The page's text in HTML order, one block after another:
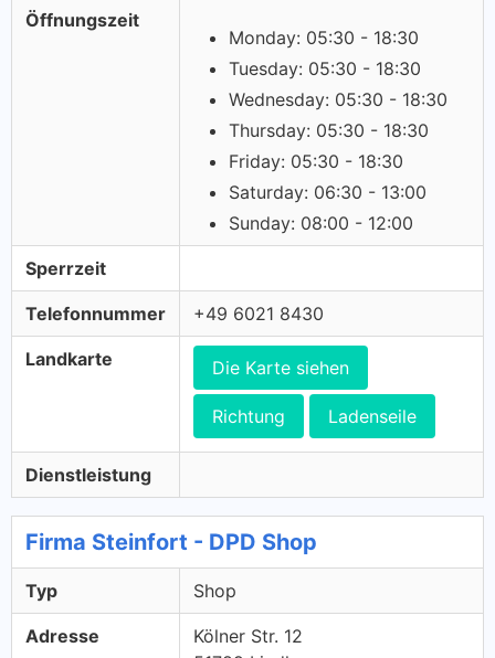
Öffnungszeit
Monday: 05:30 - 18:30
Tuesday: 05:30 - 18:30
Wednesday: 05:30 - 18:30
Thursday: 05:30 - 18:30
Friday: 05:30 - 18:30
Saturday: 06:30 - 13:00
Sunday: 08:00 - 12:00
Sperrzeit
Telefonnummer +49 6021 8430
Landkarte Die Karte siehen
Richtung Ladenseile
Dienstleistung
Firma Steinfort - DPD Shop
Typ Shop
Adresse
Kölner Str. 12